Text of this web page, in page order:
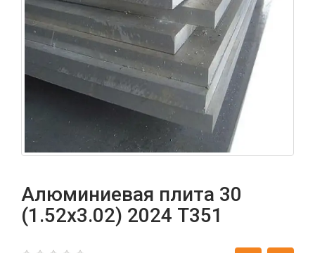
Алюминиевая плита 30
(1.52х3.02) 2024 T351